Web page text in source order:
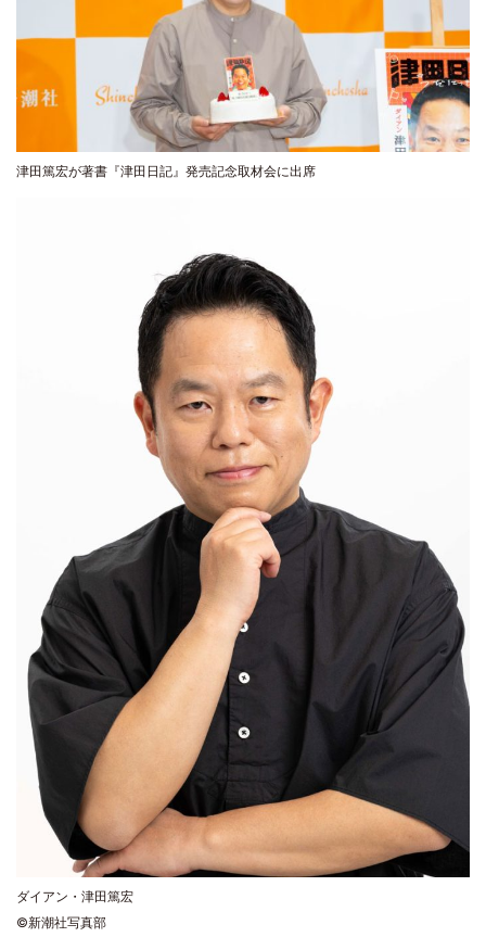
津田篤宏が著書『津田日記』発売記念取材会に出席
ダイアン・津田篤宏
©新潮社写真部